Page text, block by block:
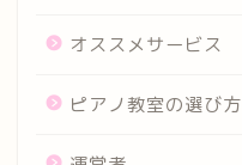
オススメサービス
ピアノ教室の選び方